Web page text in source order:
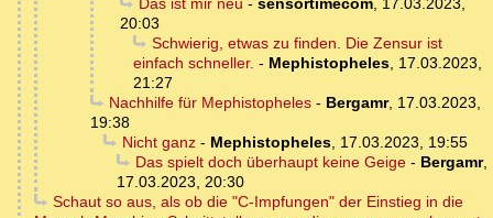
Das ist mir neu - sensortimecom, 17.03.2023,
20:03
Schwierig, etwas zu finden. Die Zensur ist
einfach schneller. - Mephistopheles, 17.03.2023,
21:27
Nachhilfe für Mephistopheles- Bergamr, 17.03.2023,
19:38
Nicht ganz- Mephistopheles, 17.03.2023, 19:55
Das spielt doch überhaupt keine Geige- Bergamr,
17.03.2023, 20:30
Schaut so aus, als ob die "C-Impfungen" der Einstieg in die